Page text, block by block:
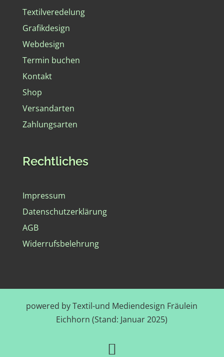
Textilveredelung
Grafikdesign
Webdesign
Termin buchen
Kontakt
Shop
Versandarten
Zahlungsarten
Rechtliches
Impressum
Datenschutzerklärung
AGB
Widerrufsbelehrung
powered by Textil-und Mediendesign Fräulein
Eichhorn (Stand: Januar 2025)
